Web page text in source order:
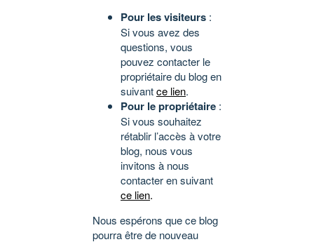
Pour les visiteurs :
Si vous avez des
questions, vous
pouvez contacter le
propriétaire du blog en
suivantce lien.
Pour le propriétaire :
Si vous souhaitez
rétablir l’accès à votre
blog, nous vous
invitons à nous
contacter en suivant
ce lien.
Nous espérons que ce blog
pourra être de nouveau